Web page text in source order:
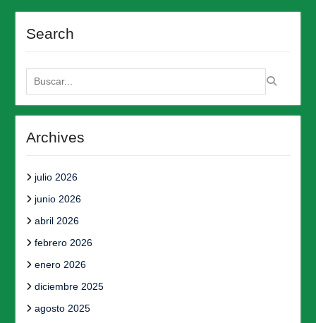
Search
Buscar:
Archives
julio 2026
junio 2026
abril 2026
febrero 2026
enero 2026
diciembre 2025
agosto 2025